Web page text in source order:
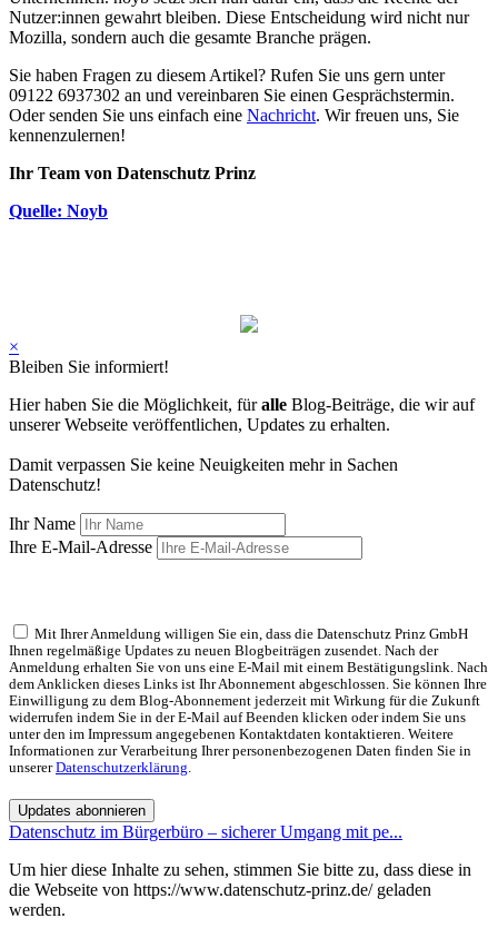
Nutzer:innen gewahrt bleiben. Diese Entscheidung wird nicht nur
Mozilla, sondern auch die gesamte Branche prägen.
Sie haben Fragen zu diesem Artikel? Rufen Sie uns gern unter
09122 6937302 an und vereinbaren Sie einen Gesprächstermin.
Oder senden Sie uns einfach eine Nachricht. Wir freuen uns, Sie
kennenzulernen!
Ihr Team von Datenschutz Prinz
Quelle: Noyb
×
Bleiben Sie informiert!
Hier haben Sie die Möglichkeit, füralle Blog-Beiträge, die wir auf
unserer Webseite veröffentlichen, Updates zu erhalten.
Damit verpassen Sie keine Neuigkeiten mehr in Sachen
Datenschutz!
Ihr Name
Ihre E-Mail-Adresse
Mit Ihrer Anmeldung willigen Sie ein, dass die Datenschutz Prinz GmbH
Ihnen regelmäßige Updates zu neuen Blogbeiträgen zusendet. Nach der
Anmeldung erhalten Sie von uns eine E-Mail mit einem Bestätigungslink. Nach
dem Anklicken dieses Links ist Ihr Abonnement abgeschlossen. Sie können Ihre
Einwilligung zu dem Blog-Abonnement jederzeit mit Wirkung für die Zukunft
widerrufen indem Sie in der E-Mail auf Beenden klicken oder indem Sie uns
unter den im Impressum angegebenen Kontaktdaten kontaktieren. Weitere
Informationen zur Verarbeitung Ihrer personenbezogenen Daten finden Sie in
unsererDatenschutzerklärung.
Updates abonnieren
Datenschutz im Bürgerbüro – sicherer Umgang mit pe...
Um hier diese Inhalte zu sehen, stimmen Sie bitte zu, dass diese in
die Webseite von https://www.datenschutz-prinz.de/ geladen
werden.